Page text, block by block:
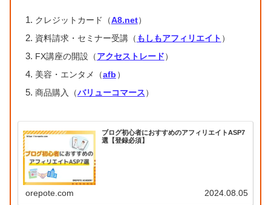
クレジットカード（A8.net）
資料請求・セミナー受講（ もしもアフィリエイト ）
FX講座の開設（アクセストレード）
美容・エンタメ（afb ）
商品購入（バリューコマース）
ブログ初心者におすすめのアフィリエイトASP7
選【登録必須】
orepote.com 2024.08.05